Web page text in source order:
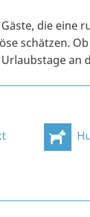
die eine
schätzen.
an